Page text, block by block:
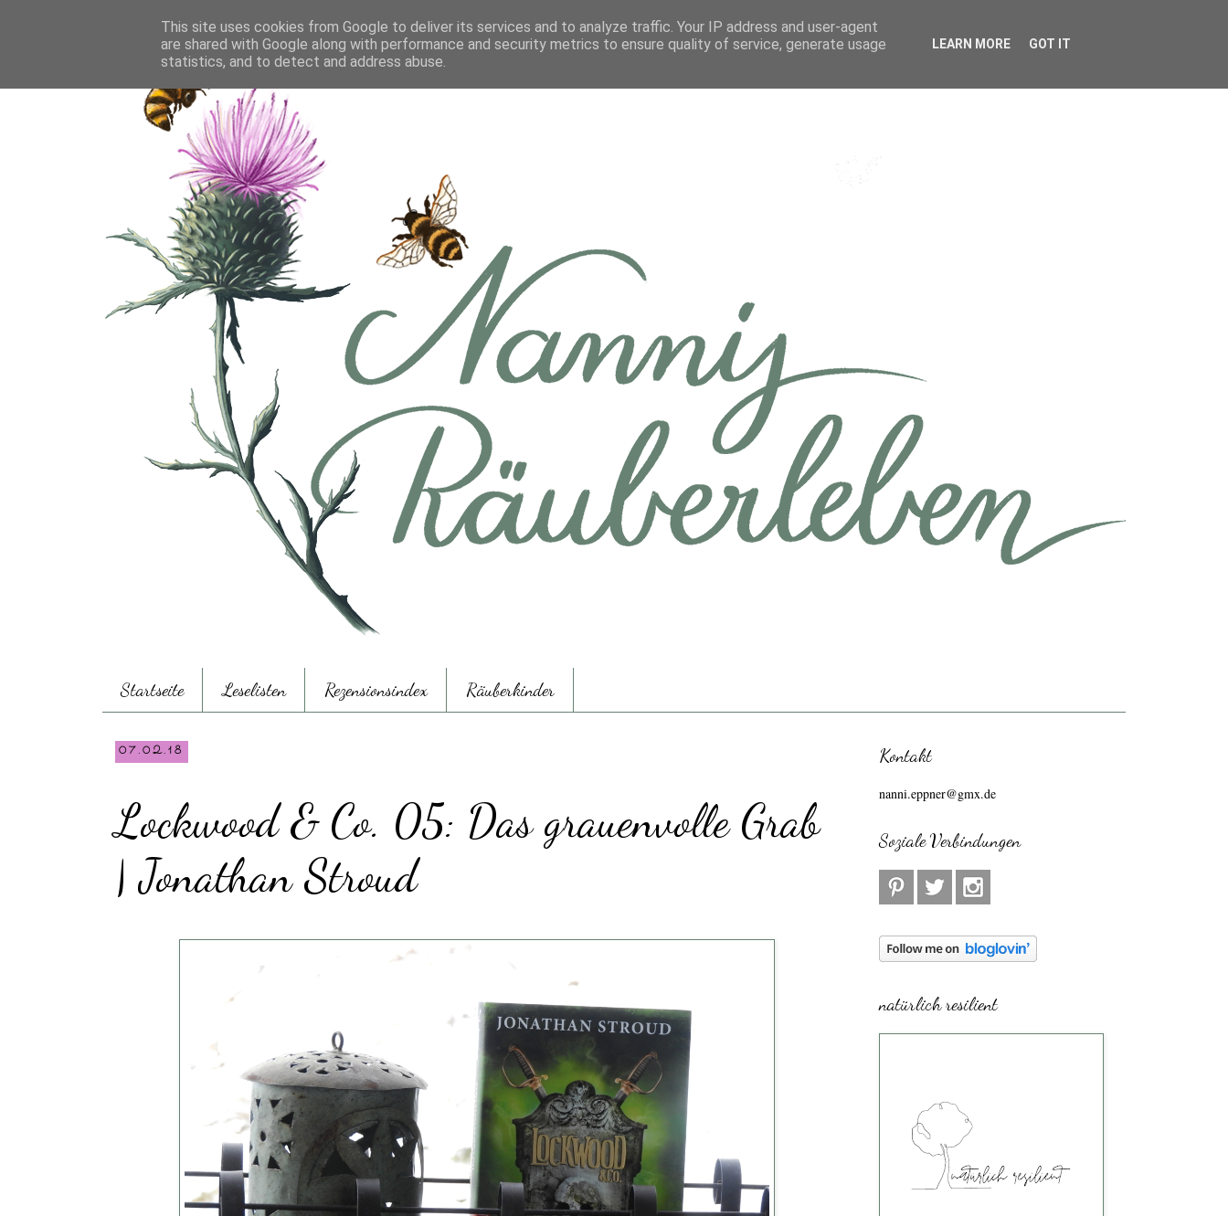
Startseite Leselisten Rezensionsindex Räuberkinder
07.02.18
Lockwood & Co. 05: Das grauenvolle Grab
| Jonathan Stroud
Kontakt
nanni.eppner@gmx.de
Soziale Verbindungen
natürlich resilient
This site uses cookies from Google to deliver its services and to analyze traffic. Your IP address and user-agent
are shared with Google along with performance and security metrics to ensure quality of service, generate usage
statistics, and to detect and address abuse.
LEARN MORE GOT IT